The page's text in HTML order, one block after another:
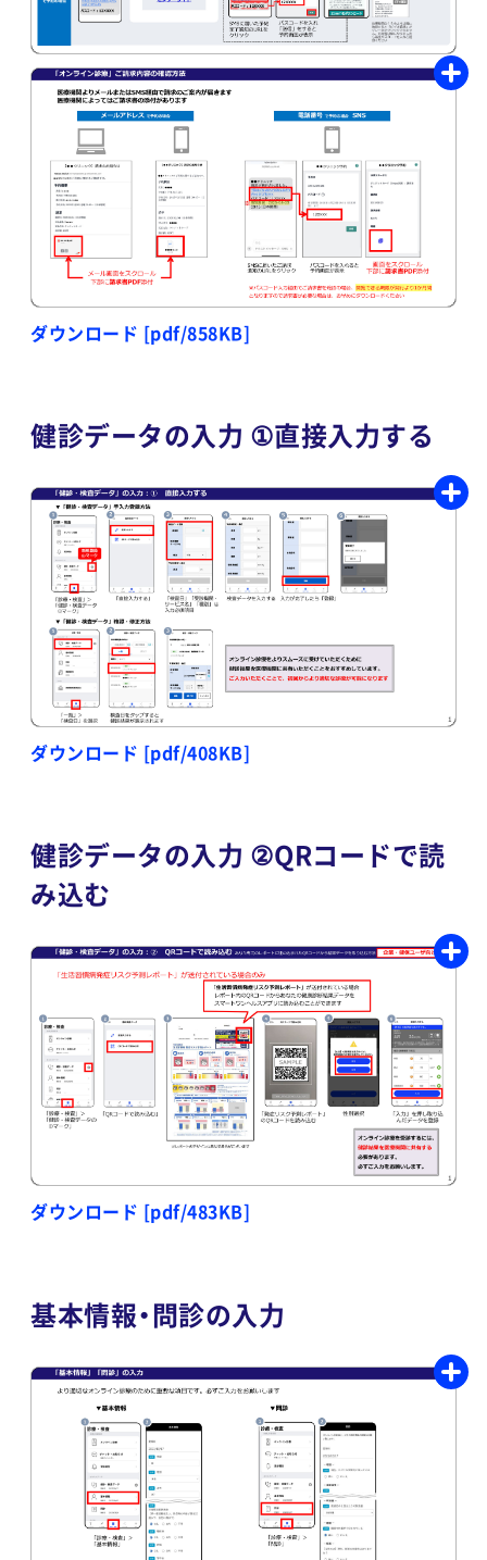
ダウンロード [pdf/858KB]
健診データの入力 ①直接入力する
ダウンロード [pdf/408KB]
健診データの入力 ②QRコードで読
み込む
ダウンロード [pdf/483KB]
基本情報・問診の入力